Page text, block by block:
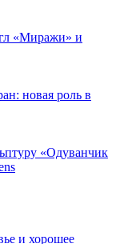
«Миражи» и
новая роль в
«Одуванчик
и хорошее